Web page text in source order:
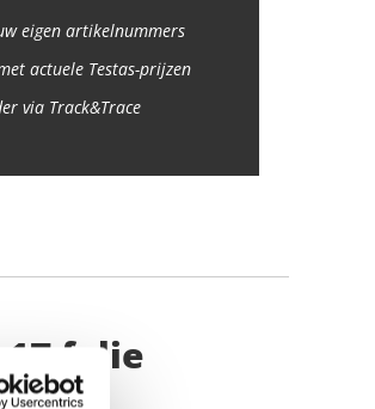
eigen artikelnummers
actuele Testas-prijzen
via Track&Trace
folie